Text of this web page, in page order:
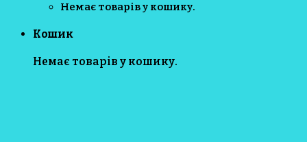
Немає товарів у кошику.
Кошик
Немає товарів у кошику.